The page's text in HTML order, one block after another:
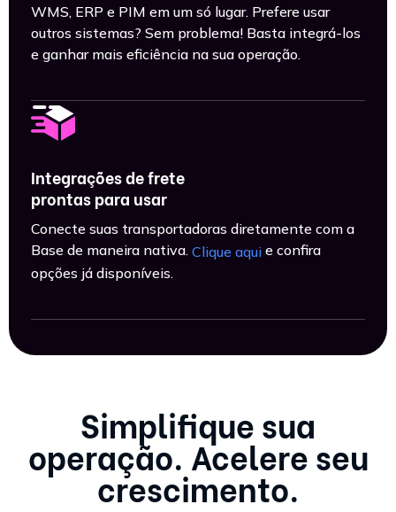
WMS, ERP e PIM em um só lugar. Prefere usar
outros sistemas? Sem problema! Basta integrá-los
e ganhar mais eficiência na sua operação.
Integrações de frete
prontas para usar
Conecte suas transportadoras diretamente com a
Base de maneira nativa. Clique aqui e confira
opções já disponíveis.
Simplifique sua
operação. Acelere seu
crescimento.